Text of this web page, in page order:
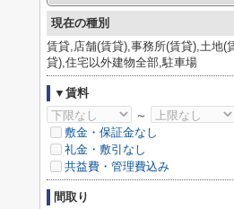
現在の種別
賃貸,店舗(賃貸),事務所(賃貸),土地(
貸),住宅以外建物全部,駐車場
▼賃料
～
敷金・保証金なし
礼金・敷引なし
共益費・管理費込み
間取り